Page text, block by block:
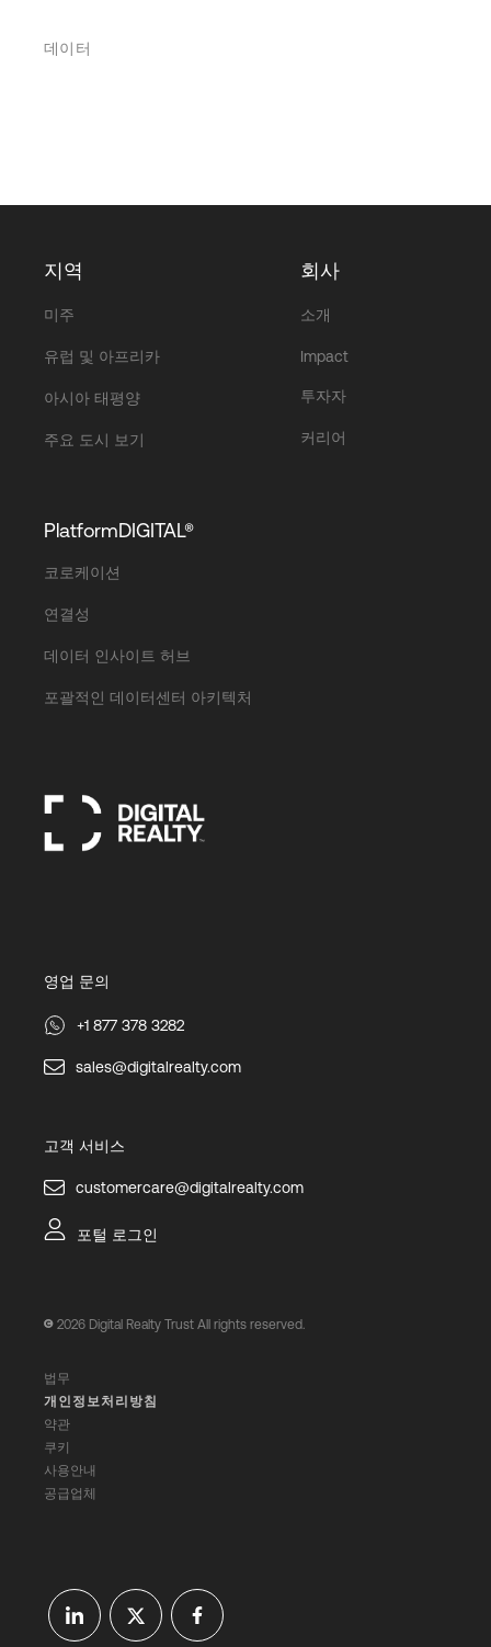
데이터
지역
미주
유럽 및 아프리카
아시아 태평양
주요 도시 보기
회사
소개
Impact
투자자
커리어
PlatformDIGITAL®
코로케이션
연결성
데이터 인사이트 허브
포괄적인 데이터센터 아키텍처
영업 문의
+1 877 378 3282
sales@digitalrealty.com
고객 서비스
customercare@digitalrealty.com
포털 로그인
2026 Digital Realty Trust All rights reserved.
법무
개인정보처리방침
약관
쿠키
사용안내
공급업체